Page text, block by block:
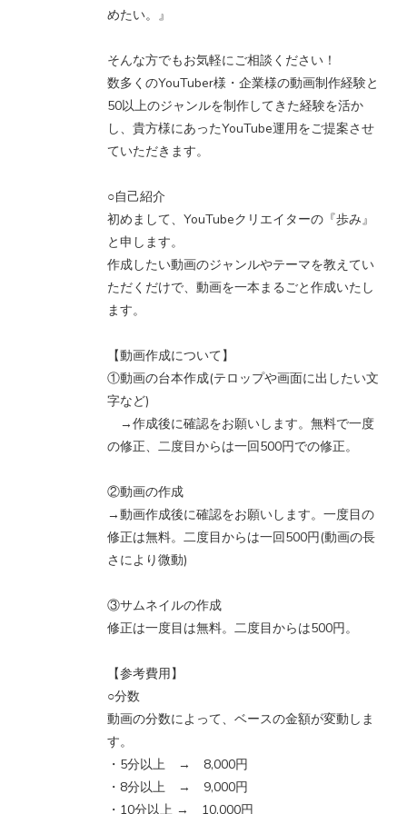
めたい。』
そんな方でもお気軽にご相談ください！
数多くのYouTuber様・企業様の動画制作経験と
50以上のジャンルを制作してきた経験を活か
し、貴方様にあったYouTube運用をご提案させ
ていただきます。
○自己紹介
初めまして、YouTubeクリエイターの『歩み』
と申します。
作成したい動画のジャンルやテーマを教えてい
ただくだけで、動画を一本まるごと作成いたし
ます。
【動画作成について】
①動画の台本作成(テロップや画面に出したい文
字など)
→作成後に確認をお願いします。無料で一度
の修正、二度目からは一回500円での修正。
②動画の作成
→動画作成後に確認をお願いします。一度目の
修正は無料。二度目からは一回500円(動画の長
さにより微動)
③サムネイルの作成
修正は一度目は無料。二度目からは500円。
【参考費用】
○分数
動画の分数によって、ベースの金額が変動しま
す。
・5分以上 → 8,000円
・8分以上 → 9,000円
・10分以上 → 10,000円